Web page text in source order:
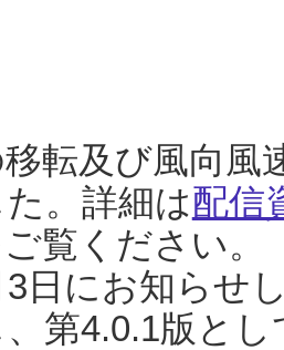
転及び風向風
。詳細は配信
覧ください。
日にお知らせ
、第4.0.1版と